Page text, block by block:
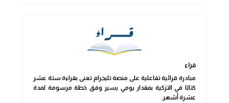
قراء
مبادرة قرائية تفاعلية على منصة تليجرام تعنى بقراءة ستة عشر
كتابًا في التزكية بمقدار يومي يسير وفق خطة مرسومة لمدة
عشرة أشهر.